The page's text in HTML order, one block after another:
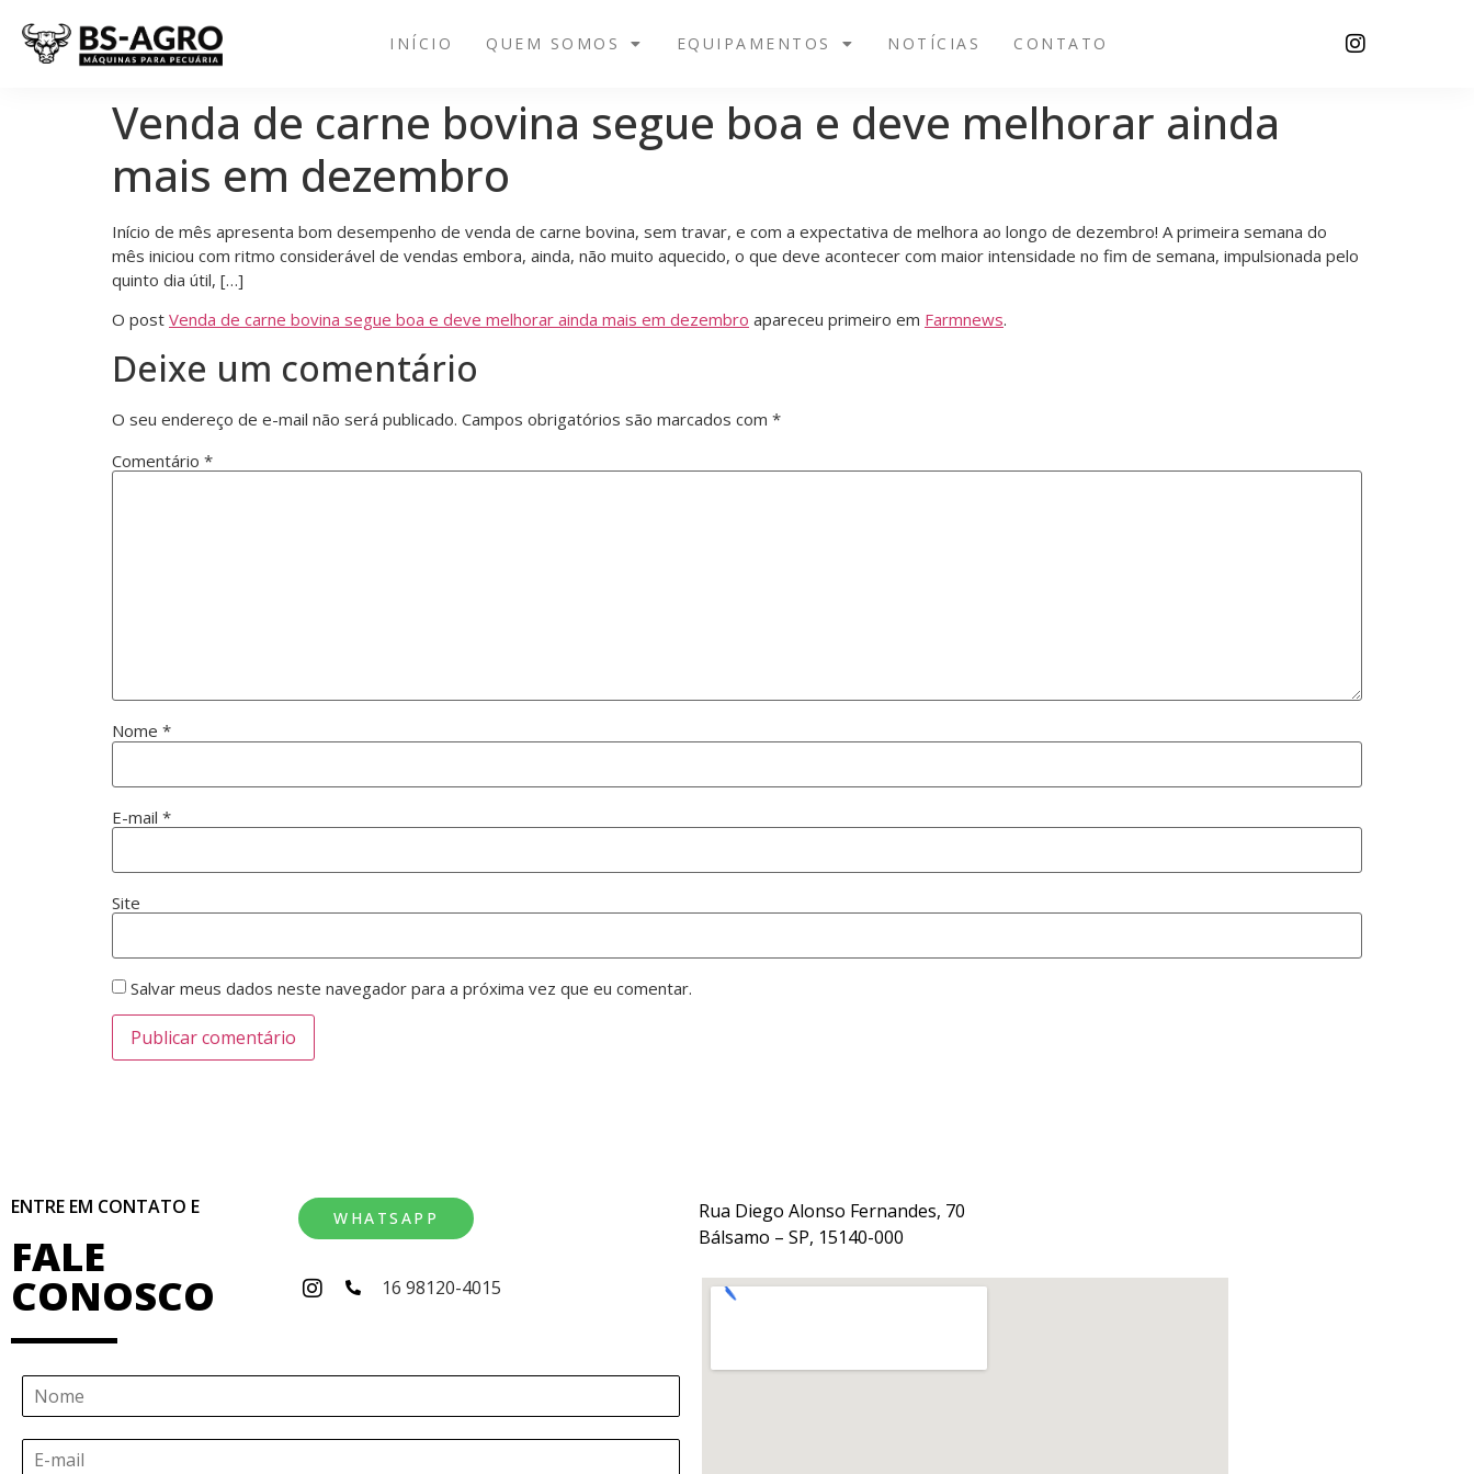
INÍCIO QUEM SOMOS EQUIPAMENTOS NOTÍCIAS CONTATO
Venda de carne bovina segue boa e deve melhorar ainda
mais em dezembro
Início de mês apresenta bom desempenho de venda de carne bovina, sem travar, e com a expectativa de melhora ao longo de dezembro! A primeira semana do
mês iniciou com ritmo considerável de vendas embora, ainda, não muito aquecido, o que deve acontecer com maior intensidade no fim de semana, impulsionada pelo
quinto dia útil, […]
O post Venda de carne bovina segue boa e deve melhorar ainda mais em dezembro apareceu primeiro em Farmnews.
Deixe um comentário
O seu endereço de e-mail não será publicado. Campos obrigatórios são marcados com *
Comentário *
Nome *
E-mail *
Site
Salvar meus dados neste navegador para a próxima vez que eu comentar.
ENTRE EM CONTATO E
FALE
CONOSCO
WHATSAPP
16 98120-4015
Rua Diego Alonso Fernandes, 70
Bálsamo – SP, 15140-000
N
E